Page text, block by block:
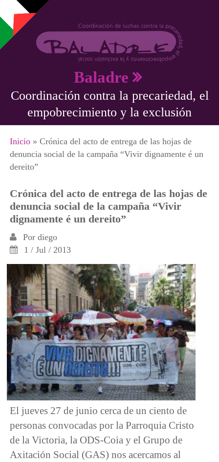
Pasar al contenido principal
Baladre
Coordinación contra la precariedad, el
empobrecimiento y la exclusión
Se encuentra usted aquí
Inicio » Crónica del acto de entrega de las hojas de
denuncia social de la campaña “Vivir dignamente é un
dereito”
Crónica del acto de entrega de las hojas de
denuncia social de la campaña “Vivir
dignamente é un dereito”
Por diego
1 / Jul / 2013
El jueves 27 de junio cerca de un ciento de
personas convocadas por la Parroquia Cristo
de la Victoria, la ODS-Coia y el Grupo de
Axitación Social (GAS) nos acercamos al